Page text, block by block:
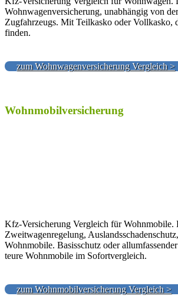
Wohnwagenversicherung, unabhängig von
Zugfahrzeugs. Mit Teilkasko oder Vollkasko,
finden.
zum Wohnwagenversicherung Vergleich >
Wohnmobilversicherung
Kfz-Versicherung Vergleich für Wohnmobile.
Zweitwagenregelung,
Wohnmobile. Basisschutz oder
teure Wohnmobile im Sofortvergleich.
zum Wohnmobilversicherung Vergleich >